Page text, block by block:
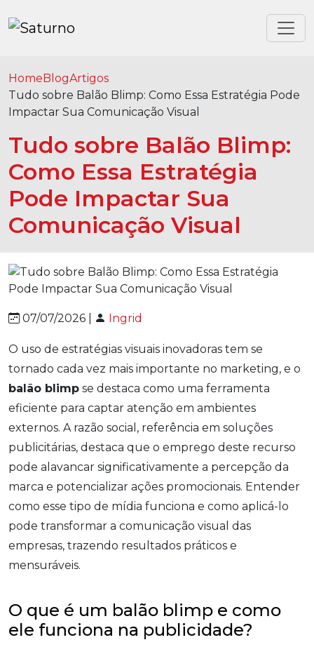
HomeBlogArtigos
Tudo sobre Balão Blimp: Como Essa Estratégia Pode
Impactar Sua Comunicação Visual
Tudo sobre Balão Blimp:
Como Essa Estratégia
Pode Impactar Sua
Comunicação Visual
07/07/2026 | Ingrid
O uso de estratégias visuais inovadoras tem se
tornado cada vez mais importante no marketing, e o
balão blimp se destaca como uma ferramenta
eficiente para captar atenção em ambientes
externos. A razão social, referência em soluções
publicitárias, destaca que o emprego deste recurso
pode alavancar significativamente a percepção da
marca e potencializar ações promocionais. Entender
como esse tipo de mídia funciona e como aplicá-lo
pode transformar a comunicação visual das
empresas, trazendo resultados práticos e
mensuráveis.
O que é um balão blimp e como
ele funciona na publicidade?